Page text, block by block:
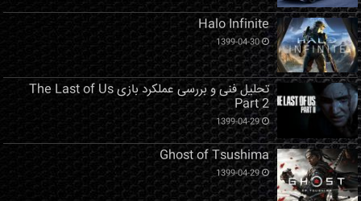
Halo Infinite
1399-04-30
تحلیل فنی و بررسی عملکرد بازی The Last of Us
Part 2
1399-04-29
Ghost of Tsushima
1399-04-29